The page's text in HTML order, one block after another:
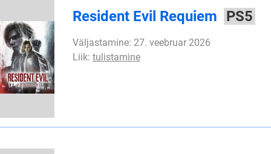
Resident Evil Requiem PS5
Väljastamine: 27. veebruar 2026
Liik: tulistamine